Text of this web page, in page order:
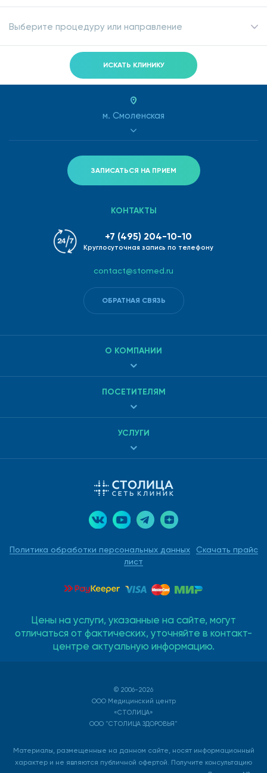
Выберите процедуру или направление
ИСКАТЬ КЛИНИКУ
м. Смоленская
ЗАПИСАТЬСЯ НА ПРИЕМ
Политика обработки персональных данных
Скачать прайс
лист
О КОМПАНИИ
ПОСЕТИТЕЛЯМ
УСЛУГИ
КОНТАКТЫ
+7 (495) 204-10-10
Круглосуточная запись по телефону
contact@stomed.ru
ОБРАТНАЯ СВЯЗЬ
Цены на услуги, указанные на сайте, могут
отличаться от фактических, уточняйте в контакт-
центре актуальную информацию.
© 2006-2026
ООО Медицинский центр
«СТОЛИЦА»
ООО "СТОЛИЦА ЗДОРОВЬЯ"
Материалы, размещенные на данном сайте, носят информационный
характер и не являются публичной офертой. Получите консультацию